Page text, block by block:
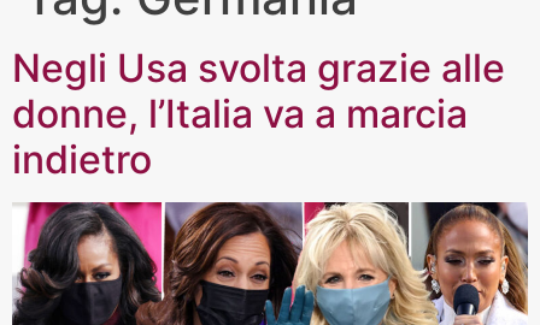
Negli Usa svolta grazie alle
donne, l’Italia va a marcia
indietro